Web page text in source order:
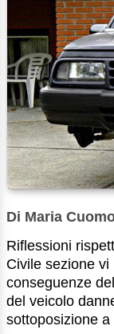
Di Maria
Riflessioni
Civile sezione
conseguenze
del veicolo
sottoposizione